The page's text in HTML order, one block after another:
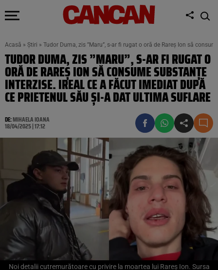
Acasă » Știri » Tudor Duma, zis ”Maru”, s-ar fi rugat o oră de Rareș Ion să
TUDOR DUMA, ZIS ”MARU”, S-AR FI RUGAT O
ORĂ DE RAREȘ ION SĂ CONSUME SUBSTANȚE
INTERZISE. IREAL CE A FĂCUT IMEDIAT DUPĂ
CE PRIETENUL SĂU ȘI-A DAT ULTIMA SUFLARE
DE:MIHAELA IOANA
18/04/2025 | 17:12
Noi detalii cutremurătoare cu privire la moartea lui Rareș Ion. Sursa